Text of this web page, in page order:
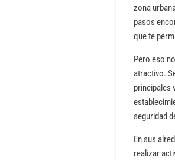
zona
pasos
que te
Pero eso
atractivo.
principales
seguridad
En sus
realizar